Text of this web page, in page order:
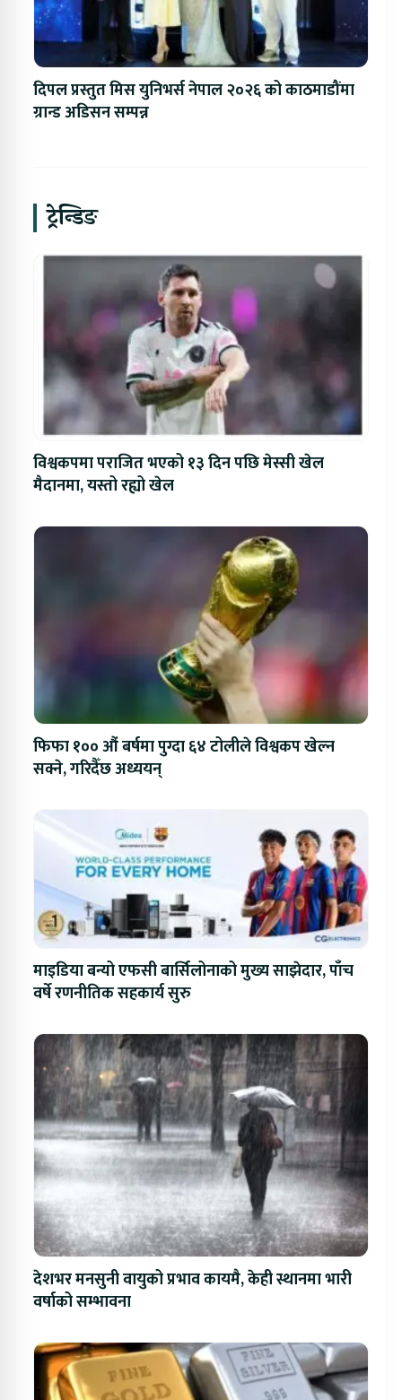
दिपल प्रस्तुत मिस युनिभर्स नेपाल २०२६ को काठमाडौंमा
ग्रान्ड अडिसन सम्पन्न
ट्रेन्डिङ
विश्वकपमा पराजित भएको १३ दिन पछि मेस्सी खेल
मैदानमा, यस्तो रह्यो खेल
फिफा १०० औं बर्षमा पुग्दा ६४ टोलीले विश्वकप खेल्न
सक्ने, गरिदैँछ अध्ययन्
माइडिया बन्यो एफसी बार्सिलोनाको मुख्य साझेदार, पाँच
वर्षे रणनीतिक सहकार्य सुरु
देशभर मनसुनी वायुको प्रभाव कायमै, केही स्थानमा भारी
वर्षाको सम्भावना